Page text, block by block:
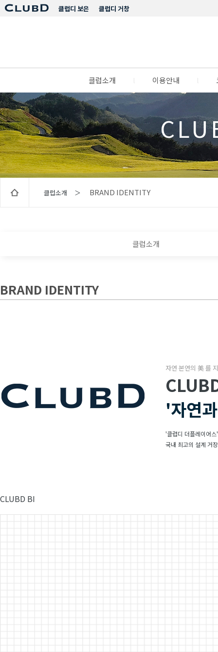
클럽디 거창
클럽디 보은
클럽소개 이용안내
클럽소개 ＞ BRAND IDENTITY
클럽소개
BRAND IDENTITY
자연 본연의 美 를
'자연
'클럽디 더플레이어
국내 최고의 설계 거
CLUBD BI